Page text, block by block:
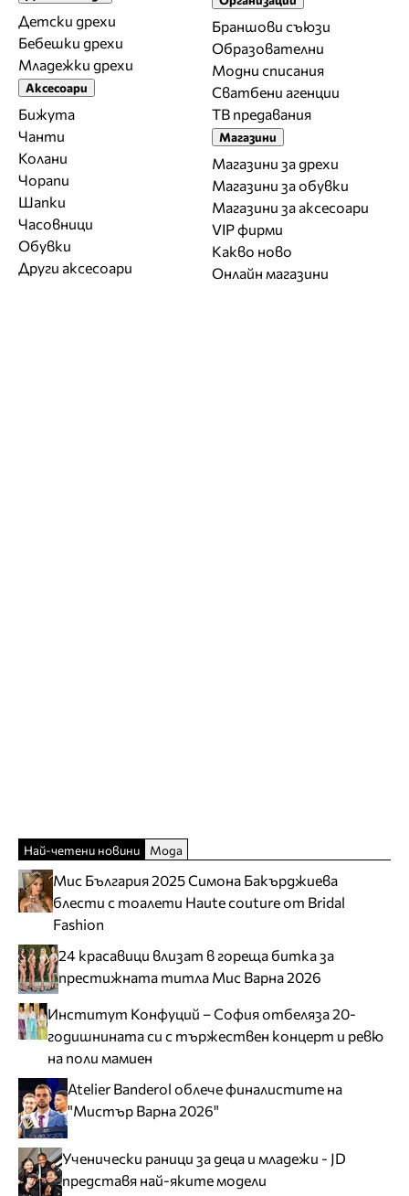
Детски дрехи
Бебешки дрехи
Младежки дрехи
Аксесоари
Бижута
Чанти
Колани
Чорапи
Шапки
Часовници
Обувки
Други аксесоари
Браншови съюзи
Образователни
Модни списания
Сватбени агенции
ТВ предавания
Магазини
Магазини за дрехи
Магазини за обувки
Магазини за aксесоари
VIP фирми
Какво ново
Онлайн магазини
Най-четени новини Мода
Мис България 2025 Симона Бакърджиева
блести с тоалети Haute couture от Bridal
Fashion
24 красавици влизат в гореща битка за
престижната титла Мис Варна 2026
Институт Конфуций – София отбеляза 20-
годишнината си с тържествен концерт и ревю
на поли мамиен
Atelier Banderol облече финалистите на
"Мистър Варна 2026"
Ученически раници за деца и младежи - JD
представя най-яките модели